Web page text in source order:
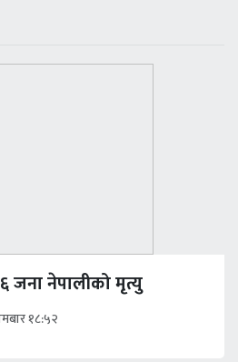
जना नेपालीको मृत्यु
१८:५२